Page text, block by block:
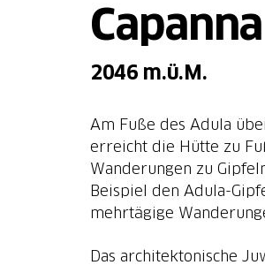
2046 m.ü.M.
Am Fuße des Adula
erreicht die Hütte zu
Wanderungen zu
Beispiel den Adula-
mehrtägige
Das architektonische